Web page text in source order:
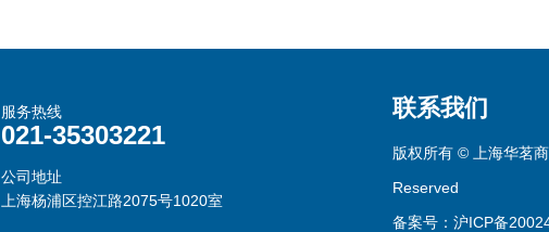
服务热线
021-35303221
公司地址
上海杨浦区控江路2075号1020室
联系我们
版权所有 © 上海华茗
Reserved
备案号：沪ICP备